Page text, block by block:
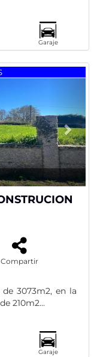
Garaje
Compartir
3073m2, en la
210m2...
Garaje